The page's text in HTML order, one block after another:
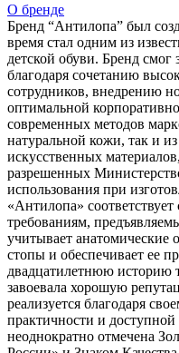
О бренде
Бренд “Антилопа” был
время стал одним из
детской обуви. Бренд
благодаря сочетанию
сотрудников, внедрению
оптимальной
современных методов
натуральной кожи, так и
искусственных
разрешенных
использования при
«Антилопа»
требованиям,
учитывает анатомические
стопы и обеспечивает ее
двадцатилетнюю историю
завоевала хорошую
реализуется благодаря
практичности и
неоднократно отмечена